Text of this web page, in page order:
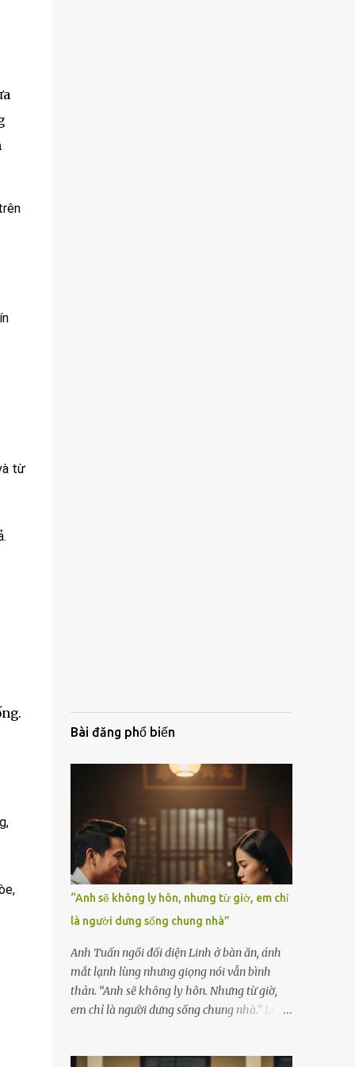
từ
Bài đăng phổ biến
“Anh sẽ không ly hôn, nhưng từ giờ, em chỉ
là người dưng sống chung nhà”
Anh Tuấn ngồi đối diện Linh ở bàn ăn, ánh
mắt lạnh lùng nhưng giọng nói vẫn bình
thản. “Anh sẽ không ly hôn. Nhưng từ giờ,
em chỉ là người dưng sống chung nhà.” Linh